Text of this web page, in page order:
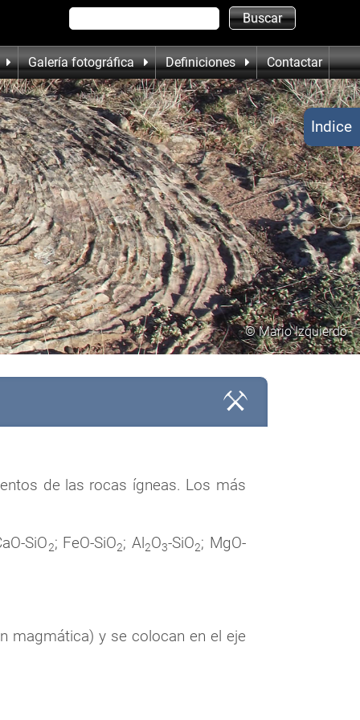
Galería fotográfica Definiciones Contactar
© Mario Izquierdo
de las rocas ígneas. Los más
SiO2; FeO-SiO2; Al2O3-SiO2; MgO-
magmática) y se colocan en el eje
Indice